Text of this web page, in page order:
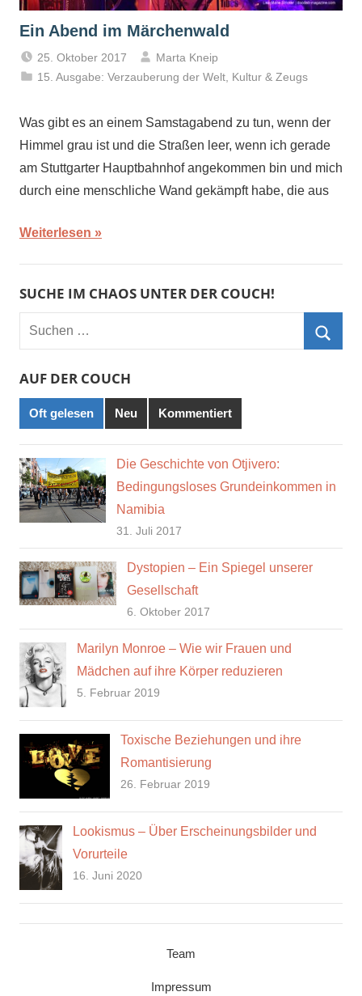
Ein Abend im Märchenwald
25. Oktober 2017
Marta Kneip
15. Ausgabe: Verzauberung der Welt Kultur & Zeugs
Was gibt es an einem Samstagabend zu tun, wenn der
Himmel grau ist und die Straßen leer, wenn ich gerade
am Stuttgarter Hauptbahnhof angekommen bin und mich
durch eine menschliche Wand gekämpft habe, die aus
Weiterlesen
SUCHE IM CHAOS UNTER DER COUCH!
Suchen
AUF DER COUCH
Oft gelesen Neu Kommentiert
Die Geschichte von Otjivero:
Bedingungsloses Grundeinkommen in
Namibia
31. Juli 2017
Dystopien – Ein Spiegel unserer
Gesellschaft
6. Oktober 2017
Marilyn Monroe – Wie wir Frauen und
Mädchen auf ihre Körper reduzieren
5. Februar 2019
Toxische Beziehungen und ihre
Romantisierung
26. Februar 2019
Lookismus – Über Erscheinungsbilder und
Vorurteile
16. Juni 2020
Team
Impressum